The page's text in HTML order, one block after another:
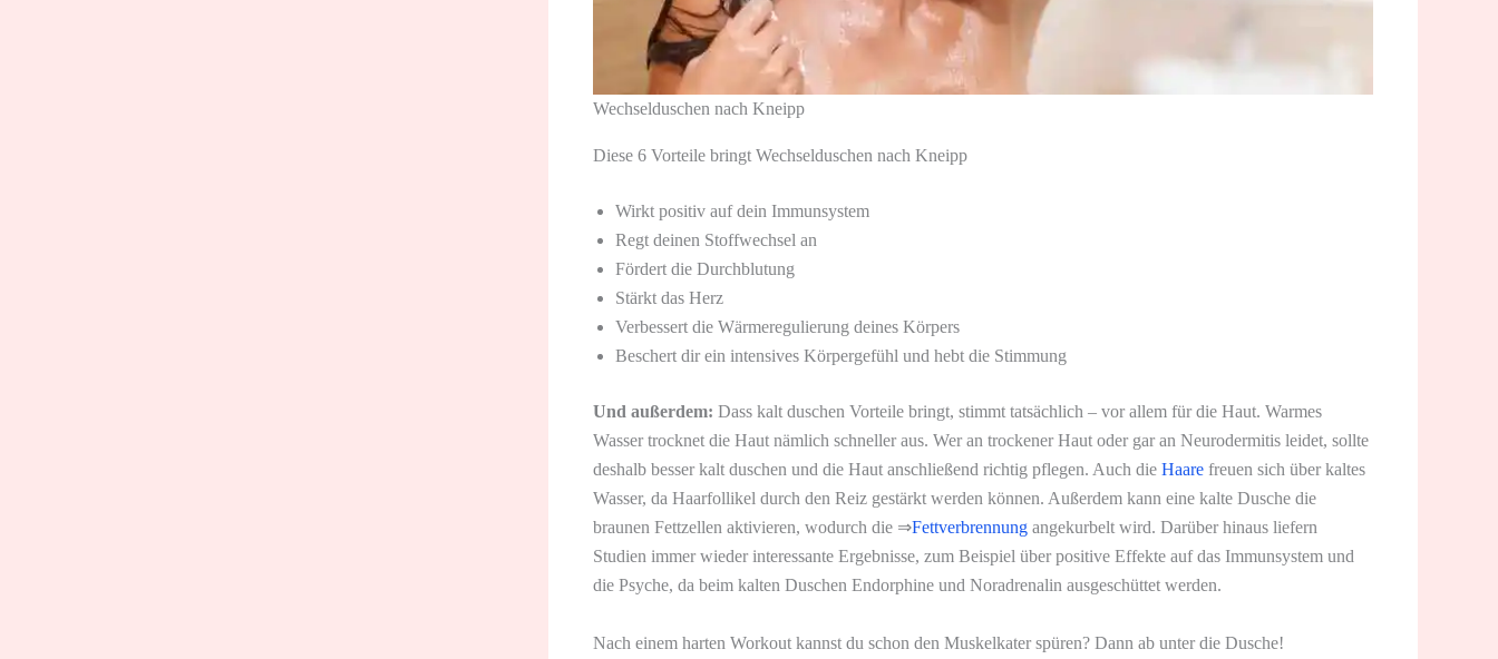
Wechselduschen nach Kneipp
Diese 6 Vorteile bringt Wechselduschen nach Kneipp
Wirkt positiv auf dein Immunsystem
Regt deinen Stoffwechsel an
Fördert die Durchblutung
Stärkt das Herz
Verbessert die Wärmeregulierung deines Körpers
Beschert dir ein intensives Körpergefühl und hebt die Stimmung
Und außerdem: Dass kalt duschen Vorteile bringt, stimmt tatsächlich – vor allem für die Haut. Warmes
Wasser trocknet die Haut nämlich schneller aus. Wer an trockener Haut oder gar an Neurodermitis leidet, sollte
deshalb besser kalt duschen und die Haut anschließend richtig pflegen. Auch die Haare freuen sich über kaltes
Wasser, da Haarfollikel durch den Reiz gestärkt werden können. Außerdem kann eine kalte Dusche die
braunen Fettzellen aktivieren, wodurch die ⇒Fettverbrennung angekurbelt wird. Darüber hinaus liefern
Studien immer wieder interessante Ergebnisse, zum Beispiel über positive Effekte auf das Immunsystem und
die Psyche, da beim kalten Duschen Endorphine und Noradrenalin ausgeschüttet werden.
Nach einem harten Workout kannst du schon den Muskelkater spüren? Dann ab unter die Dusche!